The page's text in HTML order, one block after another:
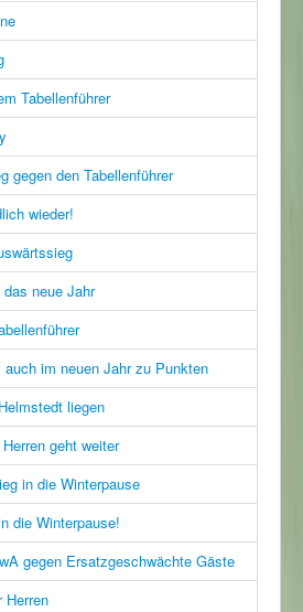
Tabellenführer
gegen den Tabellenführer
wieder!
neue Jahr
auch im neuen Jahr zu Punkten
liegen
geht weiter
in die Winterpause
die Winterpause!
gegen Ersatzgeschwächte Gäste
Herren